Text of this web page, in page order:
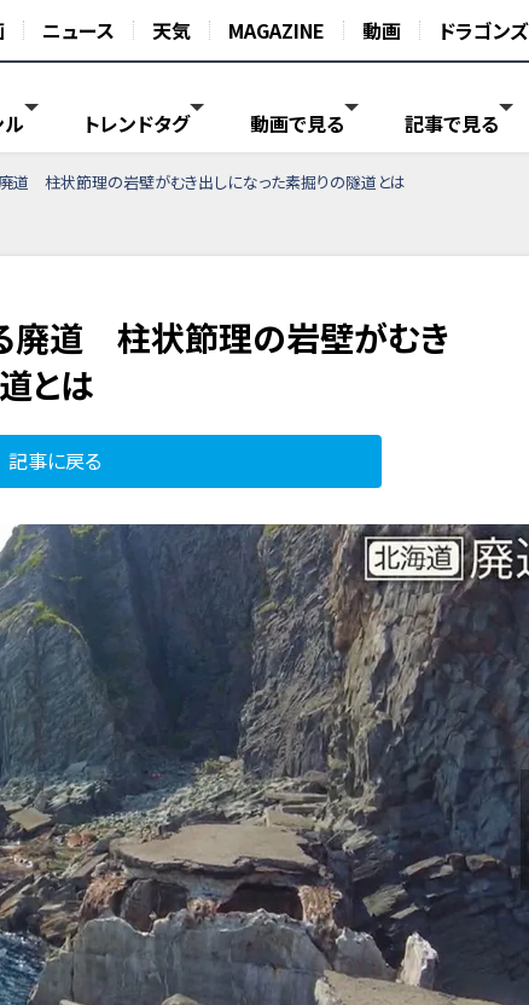
ニュース 天気 MAGAZINE 動画 ドラゴンズ
ル トレンドタグ 動画で見る 記事で見る
道 柱状節理の岩壁がむき出しになった素掘りの隧道とは
廃道 柱状節理の岩壁がむき
とは
記事に戻る